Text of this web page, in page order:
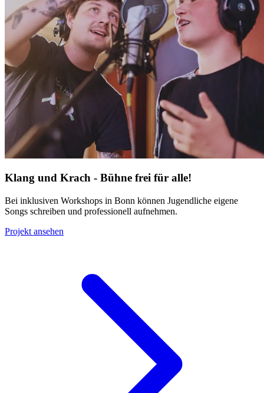
Klang und Krach - Bühne frei für alle!
Bei inklusiven Workshops in Bonn können Jugendliche eigene
Songs schreiben und professionell aufnehmen.
Projekt ansehen